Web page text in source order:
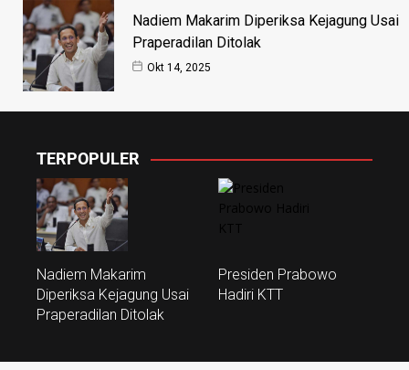
Nadiem Makarim Diperiksa Kejagung Usai
Praperadilan Ditolak
Okt 14, 2025
TERPOPULER
Nadiem Makarim
Diperiksa Kejagung Usai
Praperadilan Ditolak
Presiden Prabowo
Hadiri KTT